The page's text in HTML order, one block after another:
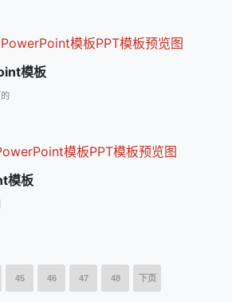
模板
模板
45 46 47 48 下页